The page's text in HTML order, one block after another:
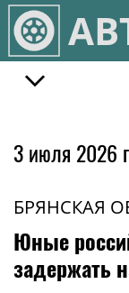
3 июля 2026
БРЯНСКАЯ
Юные
задержать